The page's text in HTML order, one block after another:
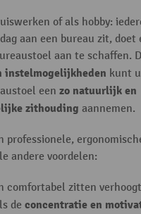
of als hobby:
aan een bureau zit, doet
aan te schaffen.
kunt
een zo natuurlijk en
zithouding aannemen.
professionele,
andere voordelen:
comfortabel zitten
de concentratie en